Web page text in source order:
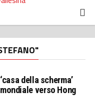
della scherma’
verso Hong